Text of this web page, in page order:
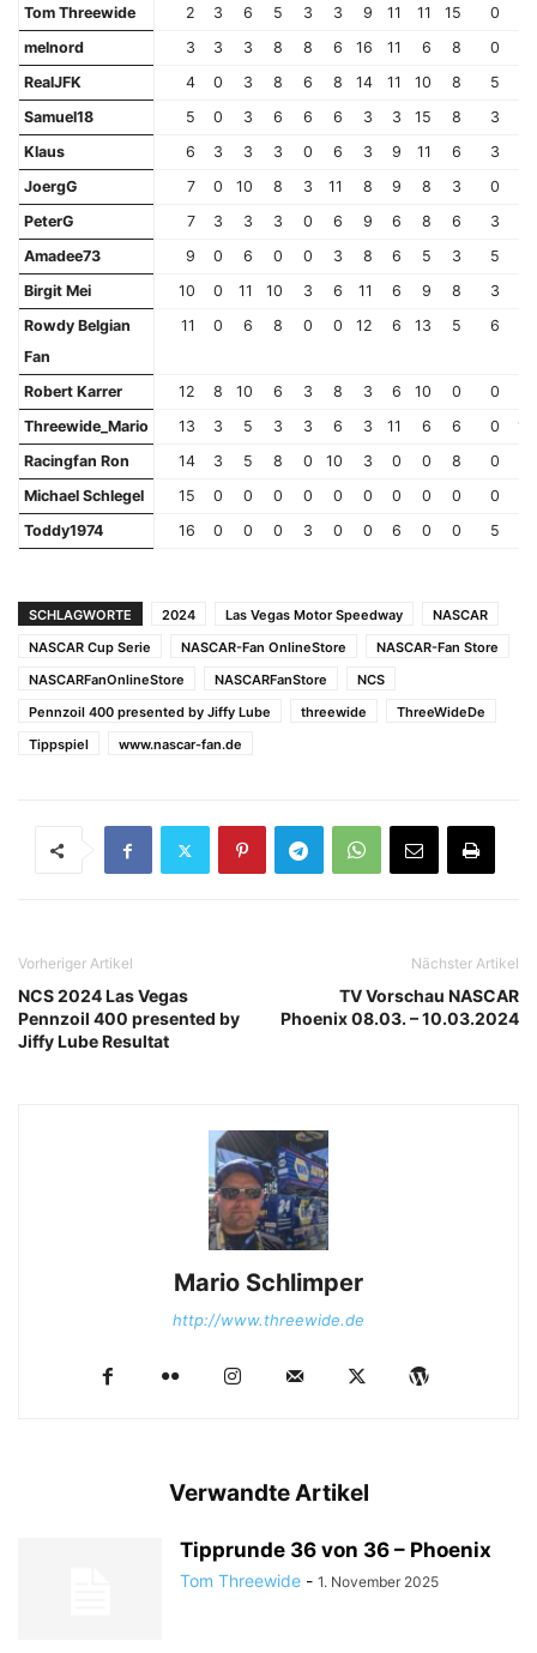
Tom Threewide
2 3 6 5 3 3 9 11 11 15 0
melnord
3 3 3 8 8 6 16 11 6 8 0
RealJFK
4 0 3 8 6 8 14 11 10 8 5
Samuel18
5 0 3 6 6 6 3 3 15 8 3
Klaus
6 3 3 3 0 6 3 9 11 6 3
JoergG
7 0 10 8 3 11 8 9 8 3 0
PeterG
7 3 3 3 0 6 9 6 8 6 3
Amadee73
9 0 6 0 0 3 8 6 5 3 5
Birgit Mei
10 0 11 10 3 6 11 6 9 8 3
Rowdy Belgian
Fan
11 0 6 8 0 0 12 6 13 5 6
Robert Karrer 12 8 10 6 3 8 3 6 10 0 0
Threewide_Mario
13 3 5 3 3 6 3 11 6 6 0
12
Racingfan Ron
14 3 5 8 0 10 3 0 0 8 0
Michael Schlegel
15 0 0 0 0 0 0 0 0 0 0
Toddy1974
16 0 0 0 3 0 0 6 0 0 5
SCHLAGWORTE 2024 Las Vegas Motor Speedway
NASCAR
NASCAR Cup Serie
NASCAR-Fan OnlineStore
NASCAR-Fan Store
NASCARFanOnlineStore
NASCARFanStore
NCS
Pennzoil 400 presented by Jiffy Lube
threewide
ThreeWideDe
Tippspiel
www.nascar-fan.de
Vorheriger Artikel
NCS 2024 Las Vegas
Pennzoil 400 presented by
Jiffy Lube Resultat
Nächster Artikel
TV Vorschau NASCAR
Phoenix 08.03. – 10.03.2024
Mario Schlimper
http://www.threewide.de
Verwandte Artikel
Tipprunde 36 von 36 – Phoenix
Tom Threewide - 1. November 2025